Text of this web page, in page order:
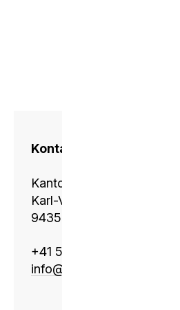
Kontakt
Kantonsschule Heerbrugg
Karl-Völker-Strasse 11
9435 Heerbrugg
+41 58 228 11 01
info@